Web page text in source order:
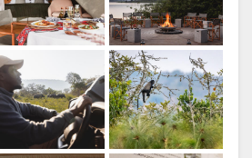
Credito: Wilderness